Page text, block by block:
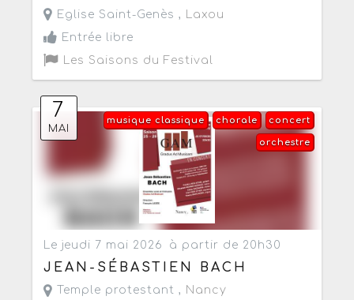
Eglise Saint-Genès ,
Laxou
Entrée libre
Les Saisons du Festival
7
MAI
concert
chorale
musique classique
orchestre
Le jeudi 7 mai 2026 à partir de 20h30
JEAN-SÉBASTIEN BACH
Temple protestant , Nancy